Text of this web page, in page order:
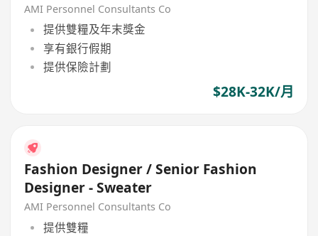
AMI Personnel Consultants Co
提供雙糧及年末獎金
享有銀行假期
提供保險計劃
$28K-32K/月
Fashion Designer / Senior Fashion
Designer - Sweater
AMI Personnel Consultants Co
提供雙糧